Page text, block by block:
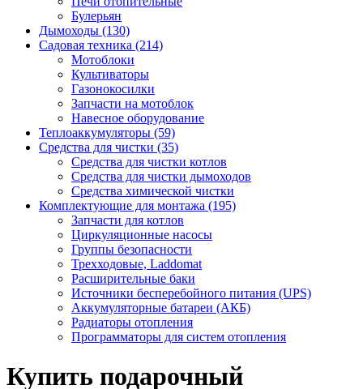
Булерьян
Дымоходы (130)
Садовая техника (214)
Мотоблоки
Культиваторы
Газонокосилки
Запчасти на мотоблок
Навесное оборудование
Теплоаккумуляторы (59)
Средства для чистки (35)
Средства для чистки котлов
Средства для чистки дымоходов
Средства химической чистки
Комплектующие для монтажа (195)
Запчасти для котлов
Циркуляционные насосы
Группы безопасности
Трехходовые, Laddomat
Расширительные баки
Источники бесперебойного питания (UPS)
Аккумуляторные батареи (АКБ)
Радиаторы отопления
Программаторы для систем отопления
Купить подарочный